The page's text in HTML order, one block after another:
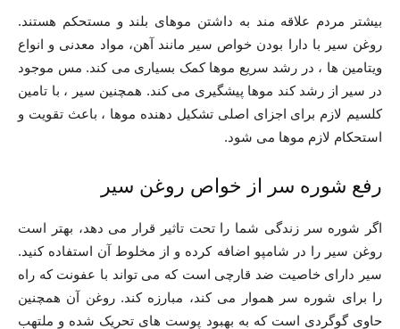
بیشتر مردم علاقه مند به داشتن موهای بلند و مستحکم هستند.
روغن سیر با دارا بودن خواص سیر مانند آهن، مواد معدنی و انواع
ویتامین ها ، در رشد سریع موها کمک بسیاری می کند. مس موجود
در سیر از رشد کند موها پیشگیری می کند. همچنین سیر ، با تامین
کلسیم لازم برای اجزای اصلی تشکیل دهنده موها ، باعث تقویت و
استحکام لازم موها می شود.
رفع شوره سر از خواص روغن سیر
اگر شوره سر زندگی شما را تحت تاثیر قرار می دهد، بهتر است
روغن سیر را در شامپو اضافه کرده و از مخلوط آن استفاده کنید.
سیر دارای خاصیت ضد قارچی است که می تواند با عفونت که راه
را برای شوره سر هموار می کند، مبارزه کند. روغن آن همچنین
حاوی گوگردی است که به بهبود پوست های تحریک شده و ملتهب